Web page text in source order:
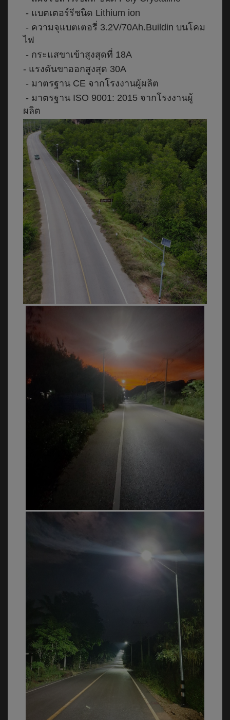
- แบตเตอร์รีชนิด Lithium ion
- ความจุแบตเตอรี่ 3.2V/70Ah.Buildin บนโคม
ไฟ
- กระแสขาเข้าสูงสุดที่ 18A
- แรงดันขาออกสูงสุด 30A
- มาตรฐาน CE จากโรงงานผู้ผลิต
- มาตรฐาน ISO 9001: 2015 จากโรงงานผู้
ผลิต